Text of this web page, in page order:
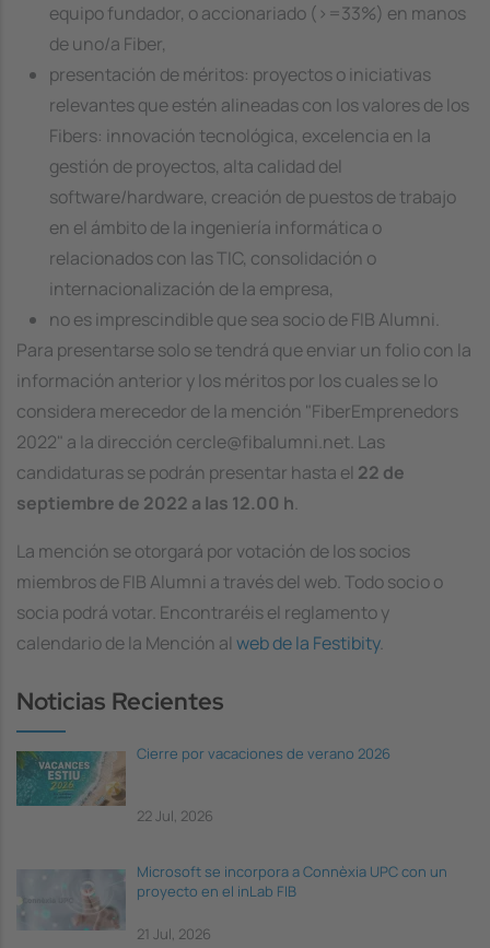
equipo fundador, o accionariado (>=33%) en manos
de uno/a Fiber,
presentación de méritos: proyectos o iniciativas
relevantes que estén alineadas con los valores de los
Fibers: innovación tecnológica, excelencia en la
gestión de proyectos, alta calidad del
software/hardware, creación de puestos de trabajo
en el ámbito de la ingeniería informática o
relacionados con las TIC, consolidación o
internacionalización de la empresa,
no es imprescindible que sea socio de FIB Alumni.
Para presentarse solo se tendrá que enviar un folio con la
información anterior y los méritos por los cuales se lo
considera merecedor de la mención "FiberEmprenedors
2022" a la dirección cercle@fibalumni.net. Las
candidaturas se podrán presentar hasta el 22 de
septiembre de 2022 a las 12.00 h.
La mención se otorgará por votación de los socios
miembros de FIB Alumni a través del web. Todo socio o
socia podrá votar. Encontraréis el reglamento y
calendario de la Mención al web de la Festibity.
Noticias Recientes
Cierre por vacaciones de verano 2026
22 Jul, 2026
Microsoft se incorpora a Connèxia UPC con un
proyecto en el inLab FIB
21 Jul, 2026